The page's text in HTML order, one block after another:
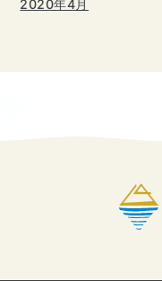
2020年4月